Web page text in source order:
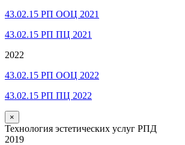
43.02.15 РП ООЦ 2021
43.02.15 РП ПЦ 2021
2022
43.02.15 РП ООЦ 2022
43.02.15 РП ПЦ 2022
×
Технология эстетических услуг РПД
2019